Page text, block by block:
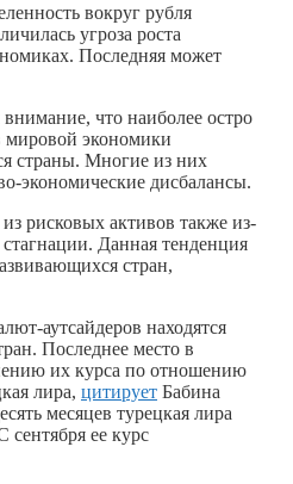
вокруг рубля
угроза роста
Последняя может
внимание, что наиболее остро
мировой экономики
страны. Многие из них
экономические дисбалансы.
рисковых активов также из-
Данная тенденция
стран,
аутсайдеров находятся
Последнее место в
их курса по отношению
лира, цитирует Бабина
месяцев турецкая лира
сентября ее курс